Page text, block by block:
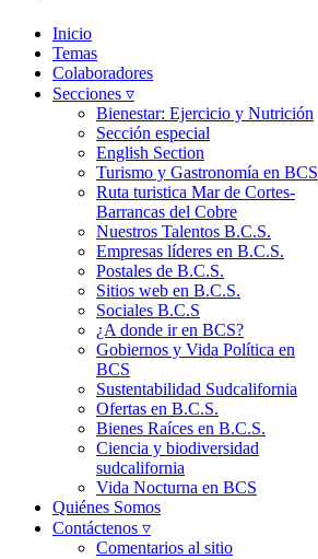
Inicio
Temas
Colaboradores
Secciones ▿
Bienestar: Ejercicio y Nutrición
Sección especial
English Section
Turismo y Gastronomía en BCS
Ruta turistica Mar de Cortes-
Barrancas del Cobre
Nuestros Talentos B.C.S.
Empresas líderes en B.C.S.
Postales de B.C.S.
Sitios web en B.C.S.
Sociales B.C.S
¿A donde ir en BCS?
Gobiernos y Vida Política en
BCS
Sustentabilidad Sudcalifornia
Ofertas en B.C.S.
Bienes Raíces en B.C.S.
Ciencia y biodiversidad
sudcalifornia
Vida Nocturna en BCS
Quiénes Somos
Contáctenos ▿
Comentarios al sitio